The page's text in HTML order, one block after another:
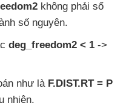
không phải số
số nguyên.
deg_freedom2 < 1 ->
như là F.DIST.RT = P
nhiên.